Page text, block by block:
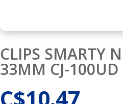
CLIPS SMARTY
33MM CJ-
C$10.47